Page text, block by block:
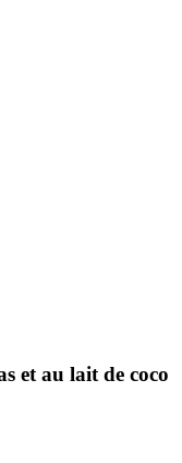
et au lait de coco